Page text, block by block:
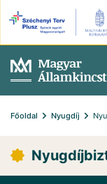
Főoldal Nyugdíj